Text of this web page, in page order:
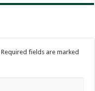
Required fields are marked